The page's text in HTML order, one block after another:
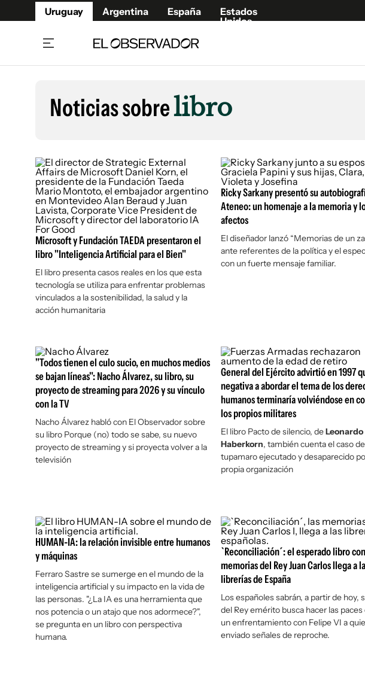
Uruguay Argentina España
Estados
Unidos
Beneficios Member
Café y Negocios
Economía y Empresas
Agro
Brand Studio
Mundo
Cultura y Espectáculos
Fúnebres
Publicaciones
Newsletters
Argentina
España
Estados Unidos
Noticias sobrelibro
Microsoft y Fundación TAEDA presentaron el
libro "Inteligencia Artificial para el Bien"
El libro presenta casos reales en los que esta
tecnología se utiliza para enfrentar problemas
vinculados a la sostenibilidad, la salud y la
acción humanitaria
Ricky Sarkany presentó su
Ateneo: un homenaje a la memoria y
afectos
El diseñador lanzó “Memorias de un
ante referentes de la política y el
con un fuerte mensaje familiar.
"Todos tienen el culo sucio, en muchos medios
se bajan líneas": Nacho Álvarez, su libro, su
proyecto de streaming para 2026 y su vínculo
con la TV
Nacho Álvarez habló con El Observadorsobre
su libro Porque (no) todo se sabe, su nuevo
proyecto de streaming y si proyecta volver a la
televisión
General del Ejército advirtió en 1997
negativa a abordar el tema de los
humanos terminaría volviéndose en
los propios militares
El libroPacto de silencio, deLeonardo
Haberkorn, también cuenta el caso
tupamaro ejecutado y desaparecido
propia organización
HUMAN-IA: la relación invisible entre humanos
y máquinas
Ferraro Sastre se sumerge en el mundo de la
inteligencia artificial y su impacto en la vida de
las personas. "¿La IA es una herramienta que
nos potencia o un atajo que nos adormece?",
se pregunta en un libro con perspectiva
humana.
`Reconciliación´: el esperado libro
memorias del Rey Juan Carlos llega a
librerías de España
Los españoles sabrán, a partir de hoy,
del Rey emérito busca hacer las paces
un enfrentamiento con Felipe VI a
enviado señales de reproche.